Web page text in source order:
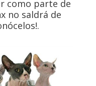
como parte de
no saldrá de
.